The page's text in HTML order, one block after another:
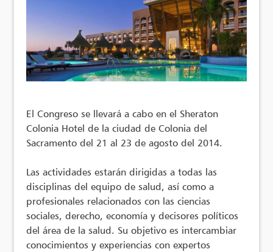
El Congreso se llevará a cabo en el Sheraton
Colonia Hotel de la ciudad de Colonia del
Sacramento del 21 al 23 de agosto del 2014.
Las actividades estarán dirigidas a todas las
disciplinas del equipo de salud, así como a
profesionales relacionados con las ciencias
sociales, derecho, economía y decisores políticos
del área de la salud. Su objetivo es intercambiar
conocimientos y experiencias con expertos